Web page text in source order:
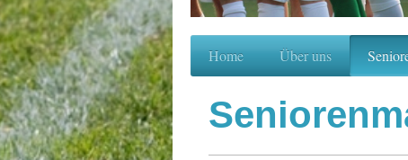
Home Über uns